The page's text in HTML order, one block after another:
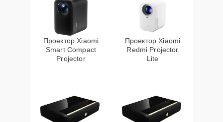
Проектор Xiaomi
Smart Compact
Projector
Проектор Xiaomi
Redmi Projector
Lite